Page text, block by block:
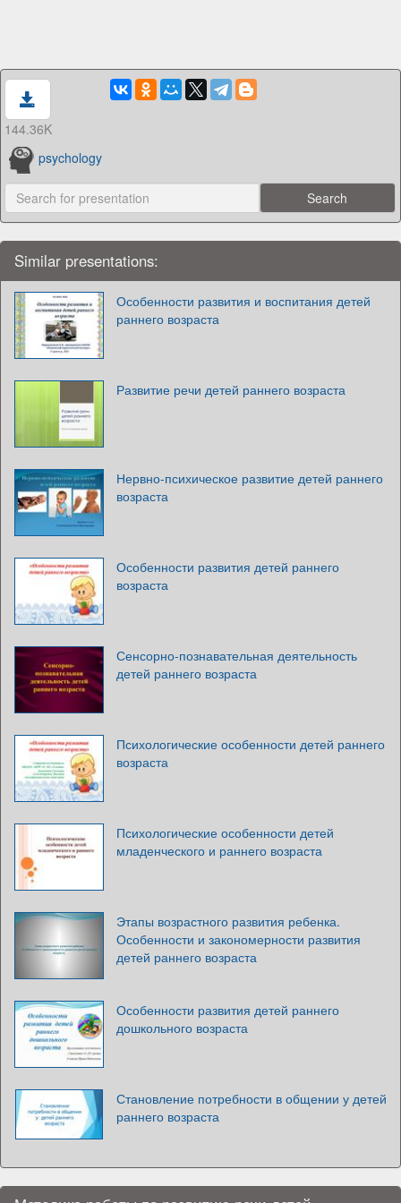
144.36K
psychology
Similar presentations:
Особенности развития и воспитания детей
раннего возраста
Развитие речи детей раннего возраста
Нервно-психическое развитие детей раннего
возраста
Особенности развития детей раннего
возраста
Сенсорно-познавательная деятельность
детей раннего возраста
Психологические особенности детей раннего
возраста
Психологические особенности детей
младенческого и раннего возраста
Этапы возрастного развития ребенка.
Особенности и закономерности развития
детей раннего возраста
Особенности развития детей раннего
дошкольного возраста
Становление потребности в общении у детей
раннего возраста